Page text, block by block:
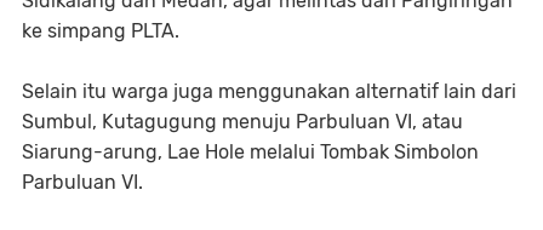
ke simpang PLTA.
Selain itu warga juga menggunakan alternatif lain dari
Sumbul, Kutagugung menuju Parbuluan VI, atau
Siarung-arung, Lae Hole melalui Tombak Simbolon
Parbuluan VI.